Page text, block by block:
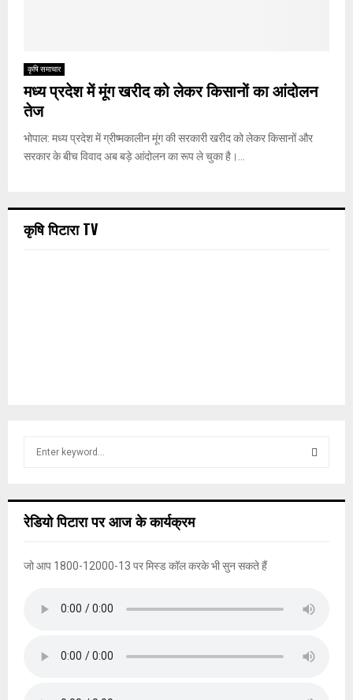
कृषि समाचार
मध्य प्रदेश में मूंग खरीद को लेकर किसानों का आंदोलन
तेज
भोपाल: मध्य प्रदेश में ग्रीष्मकालीन मूंग की सरकारी खरीद को लेकर किसानों और
सरकार के बीच विवाद अब बड़े आंदोलन का रूप ले चुका है।...
कृषि पिटारा TV
h
o
C
रेडियो पिटारा पर आज के कार्यक्रम
जो आप 1800-12000-13 पर मिस्ड कॉल करके भी सुन सकते हैं